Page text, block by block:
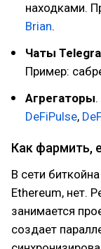
находками.
Brian.
Чаты
Пример:
Агрегаторы
DeFiPulse,
Как фармить,
В сети
Ethereum, нет.
занимается
создает